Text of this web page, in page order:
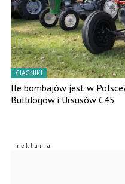
CIĄGNIKI
Ile bombajów jest w
Bulldogów i Ursusów C45